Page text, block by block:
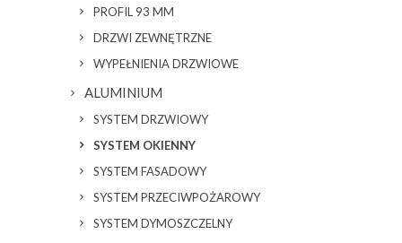
PROFIL 93 MM
DRZWI ZEWNĘTRZNE
WYPEŁNIENIA DRZWIOWE
ALUMINIUM
SYSTEM DRZWIOWY
SYSTEM OKIENNY
SYSTEM FASADOWY
SYSTEM PRZECIWPOŻAROWY
SYSTEM DYMOSZCZELNY